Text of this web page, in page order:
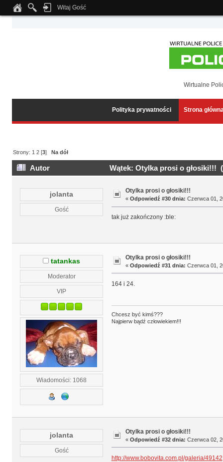
Notice: Undefined index: tapatalk_body_hook in
Witaj Gość
Wirtualne
Polityka prywatności Strona
Strony: 1 2 [3]Na dół
Autor Wątek: Otylka prosi o głosiki!!!
jolanta
Gość
Otylka prosi o głosiki!!!
« Odpowiedź #30 dnia: Czerwca 01,
tak już zakończony :ble:
tatankas
Moderator
VIP
Wiadomości: 1068
Otylka prosi o głosiki!!!
« Odpowiedź #31 dnia: Czerwca 01,
164 i 24.
Chcesz być kimś???
Najpierw bądź człowiekiem!!!
jolanta
Gość
Otylka prosi o głosiki!!!
« Odpowiedź #32 dnia: Czerwca 02,
http://www.bobovita.com.pl/galeria/49142